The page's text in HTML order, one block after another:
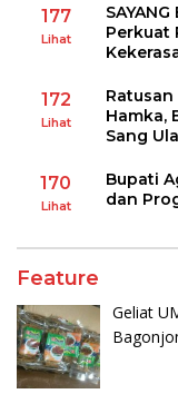
177
Lihat
Perkuat
172
Lihat
Hamka,
Sang
170
Lihat
Bupati
dan
Feature
Geliat